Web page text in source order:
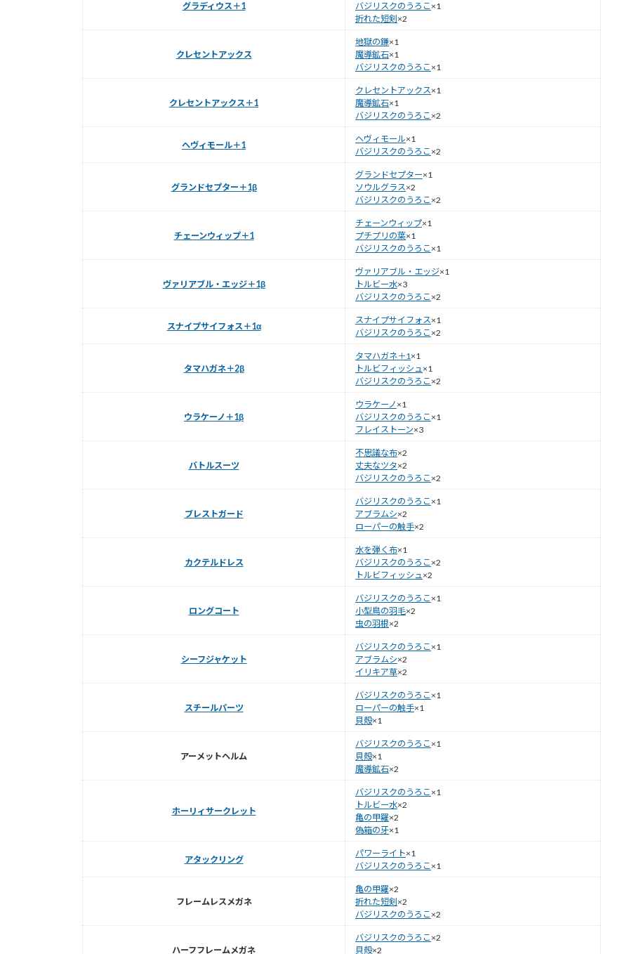
グラディウス＋1
バジリスクのうろこ ×1
折れた短剣 ×2
クレセントアックス
地獄の鎌×1
魔導鉱石×1
バジリスクのうろこ ×1
クレセントアックス＋1
クレセントアックス×1
魔導鉱石×1
バジリスクのうろこ ×2
ヘヴィモール＋1
ヘヴィモール×1
バジリスクのうろこ ×2
グランドセプター＋1β
グランドセプター×1
ソウルグラス×2
バジリスクのうろこ ×2
チェーンウィップ＋1
チェーンウィップ×1
プチプリの葉×1
バジリスクのうろこ ×1
ヴァリアブル・エッジ＋1β
ヴァリアブル・エッジ×1
トルビー水×3
バジリスクのうろこ ×2
スナイプサイフォス＋1α
スナイプサイフォス×1
バジリスクのうろこ ×2
タマハガネ＋2β
タマハガネ＋1×1
トルビフィッシュ×1
バジリスクのうろこ ×2
ウラケーノ＋1β
ウラケーノ ×1
バジリスクのうろこ ×1
フレイストーン×3
バトルスーツ
不思議な布×2
丈夫なツタ×2
バジリスクのうろこ ×2
ブレストガード
バジリスクのうろこ ×1
アブラムシ×2
ローパーの触手×2
カクテルドレス
水を弾く布×1
バジリスクのうろこ ×2
トルビフィッシュ×2
ロングコート
バジリスクのうろこ ×1
小型鳥の羽毛×2
虫の羽根×2
シーフジャケット
バジリスクのうろこ ×1
アブラムシ×2
イリキア草×2
スチールパーツ
バジリスクのうろこ ×1
ローパーの触手×1
貝殻×1
アーメットヘルム
バジリスクのうろこ ×1
貝殻×1
魔導鉱石×2
ホーリィサークレット
バジリスクのうろこ ×1
トルビー水×2
亀の甲羅×2
偽箱の牙×1
アタックリング
パワーライト×1
バジリスクのうろこ ×1
フレームレスメガネ
亀の甲羅×2
折れた短剣 ×2
バジリスクのうろこ ×2
ハーフフレームメガネ
バジリスクのうろこ ×2
貝殻×2